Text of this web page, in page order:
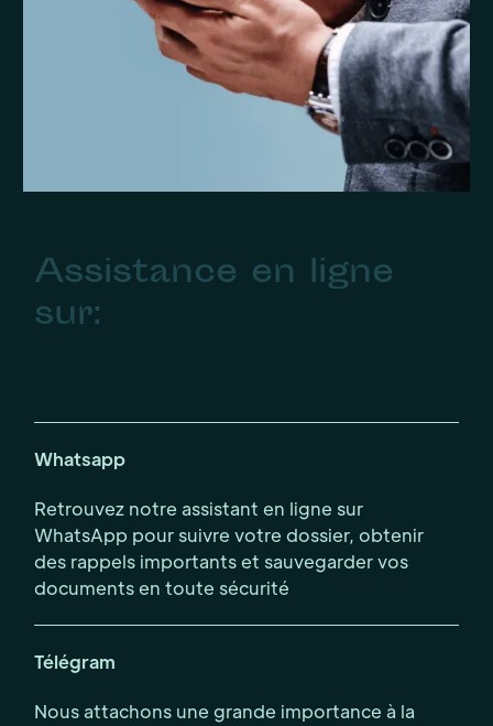
Assistance en ligne
sur:
Whatsapp
Retrouvez notre assistant en ligne sur
WhatsApp pour suivre votre dossier, obtenir
des rappels importants et sauvegarder vos
documents en toute sécurité
Télégram
Nous attachons une grande importance à la